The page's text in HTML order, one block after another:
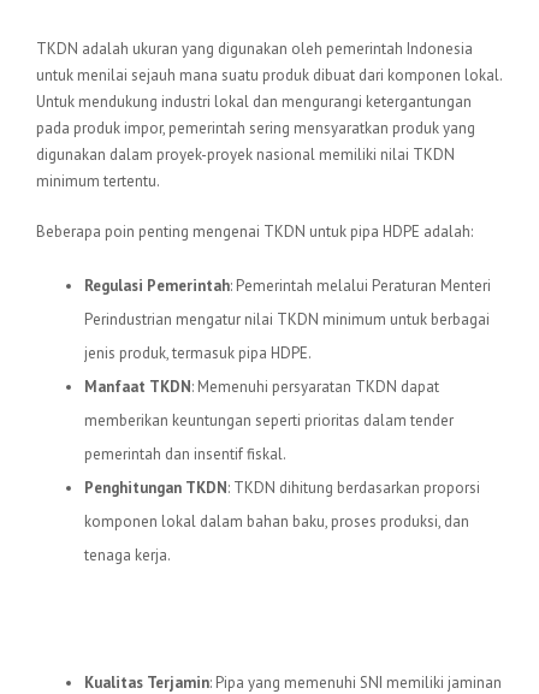
TKDN adalah ukuran yang digunakan oleh pemerintah Indonesia
untuk menilai sejauh mana suatu produk dibuat dari komponen lokal.
Untuk mendukung industri lokal dan mengurangi ketergantungan
pada produk impor, pemerintah sering mensyaratkan produk yang
digunakan dalam proyek-proyek nasional memiliki nilai TKDN
minimum tertentu.
Beberapa poin penting mengenai TKDN untuk pipa HDPE adalah:
Regulasi Pemerintah: Pemerintah melalui Peraturan Menteri
Perindustrian mengatur nilai TKDN minimum untuk berbagai
jenis produk, termasuk pipa HDPE.
Manfaat TKDN: Memenuhi persyaratan TKDN dapat
memberikan keuntungan seperti prioritas dalam tender
pemerintah dan insentif fiskal.
Penghitungan TKDN: TKDN dihitung berdasarkan proporsi
komponen lokal dalam bahan baku, proses produksi, dan
tenaga kerja.
Kualitas Terjamin: Pipa yang memenuhi SNI memiliki jaminan